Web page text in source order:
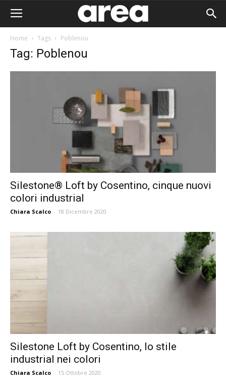
Home Tags Poblenou
Tag: Poblenou
Silestone® Loft by Cosentino, cinque nuovi
colori industrial
Chiara Scalco - 18 Dicembre 2020
Silestone Loft by Cosentino, lo stile
industrial nei colori
Chiara Scalco - 15 Ottobre 2020